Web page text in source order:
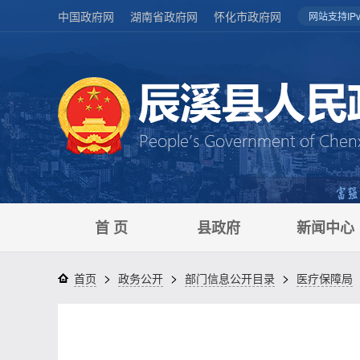
中国政府网 湖南省政府网 怀化市政府网 网站支持
首 页 县政府 新闻中心
首页 > 政务公开 > 部门信息公开目录 > 医疗保障局